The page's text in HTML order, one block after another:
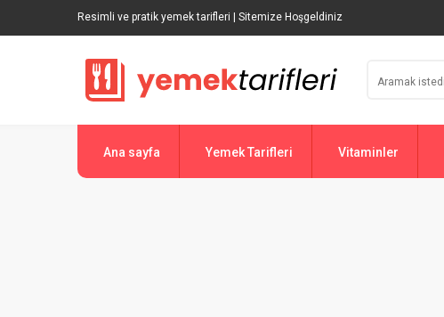
Resimli ve pratik yemek tarifleri | Sitemize Hoşgeldiniz
Ana sayfa Yemek Tarifleri Vitaminler